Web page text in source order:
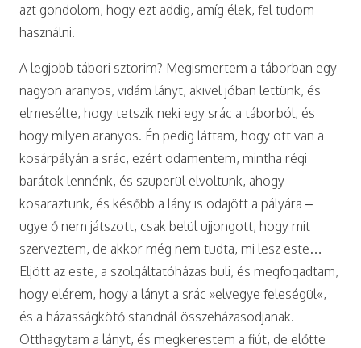
azt gondolom, hogy ezt addig, amíg élek, fel tudom
használni.
A legjobb tábori sztorim? Megismertem a táborban egy
nagyon aranyos, vidám lányt, akivel jóban lettünk, és
elmesélte, hogy tetszik neki egy srác a táborból, és
hogy milyen aranyos. Én pedig láttam, hogy ott van a
kosárpályán a srác, ezért odamentem, mintha régi
barátok lennénk, és szuperül elvoltunk, ahogy
kosaraztunk, és később a lány is odajött a pályára –
ugye ő nem játszott, csak belül ujjongott, hogy mit
szerveztem, de akkor még nem tudta, mi lesz este…
Eljött az este, a szolgáltatóházas buli, és megfogadtam,
hogy elérem, hogy a lányt a srác »elvegye feleségül«,
és a házasságkötő standnál összeházasodjanak.
Otthagytam a lányt, és megkerestem a fiút, de előtte